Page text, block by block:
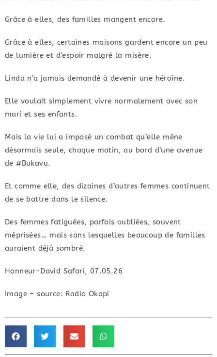
Grâce à elles, des familles mangent encore.
Grâce à elles, certaines maisons gardent encore un peu
de lumière et d’espoir malgré la misère.
Linda n’a jamais demandé à devenir une héroïne.
Elle voulait simplement vivre normalement avec son
mari et ses enfants.
Mais la vie lui a imposé un combat qu’elle mène
désormais seule, chaque matin, au bord d’une avenue
de #Bukavu.
Et comme elle, des dizaines d’autres femmes continuent
de se battre dans le silence.
Des femmes fatiguées, parfois oubliées, souvent
méprisées… mais sans lesquelles beaucoup de familles
auraient déjà sombré.
Honneur-David Safari, 07.05.26
Image – source: Radio Okapi